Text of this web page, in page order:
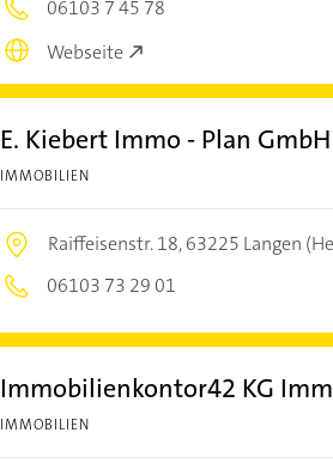
06103 7 45 78
Webseite
E. Kiebert Immo - Plan GmbH
IMMOBILIEN
Raiffeisenstr. 18,63225 Langen
06103 73 29 01
Immobilienkontor42 KG
IMMOBILIEN